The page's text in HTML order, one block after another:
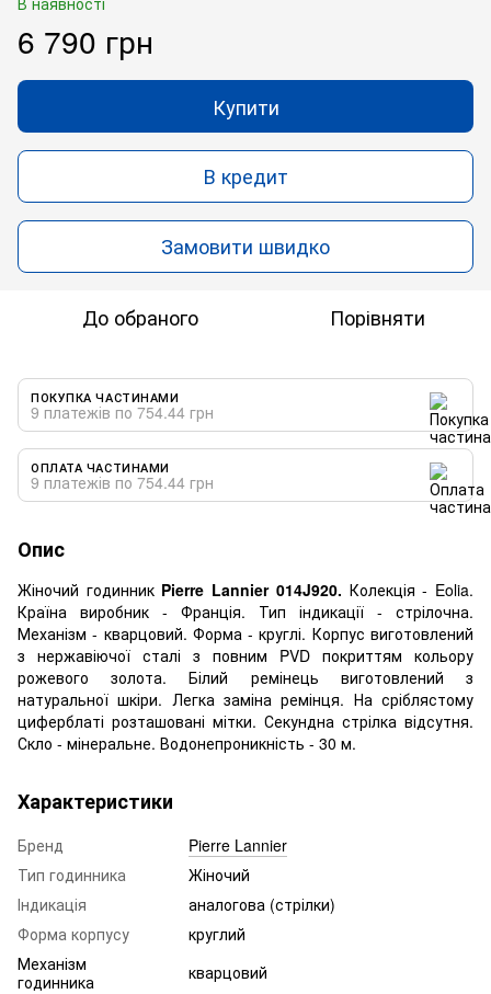
6 790 грн
Купити
В кредит
Замовити швидко
До обраного Порівняти
ПОКУПКА ЧАСТИНАМИ
9 платежів по 754.44 грн
ОПЛАТА ЧАСТИНАМИ
9 платежів по 754.44 грн
Опис
Жіночий годинник Pierre Lannier 014J920. Колекція - Eolia.
Країна виробник - Франція. Тип індикації - стрілочна.
Механізм - кварцовий. Форма - круглі. Корпус виготовлений
з нержавіючої сталі з повним PVD покриттям кольору
рожевого золота. Білий ремінець виготовлений з
натуральної шкіри. Легка заміна ремінця. На сріблястому
циферблаті розташовані мітки. Секундна стрілка відсутня.
Скло - мінеральне. Водонепроникність - 30 м.
Характеристики
Бренд
Pierre Lannier
Тип годинника
Жіночий
Індикація
аналогова (стрілки)
Форма корпусу
круглий
Механізм
годинника
кварцовий